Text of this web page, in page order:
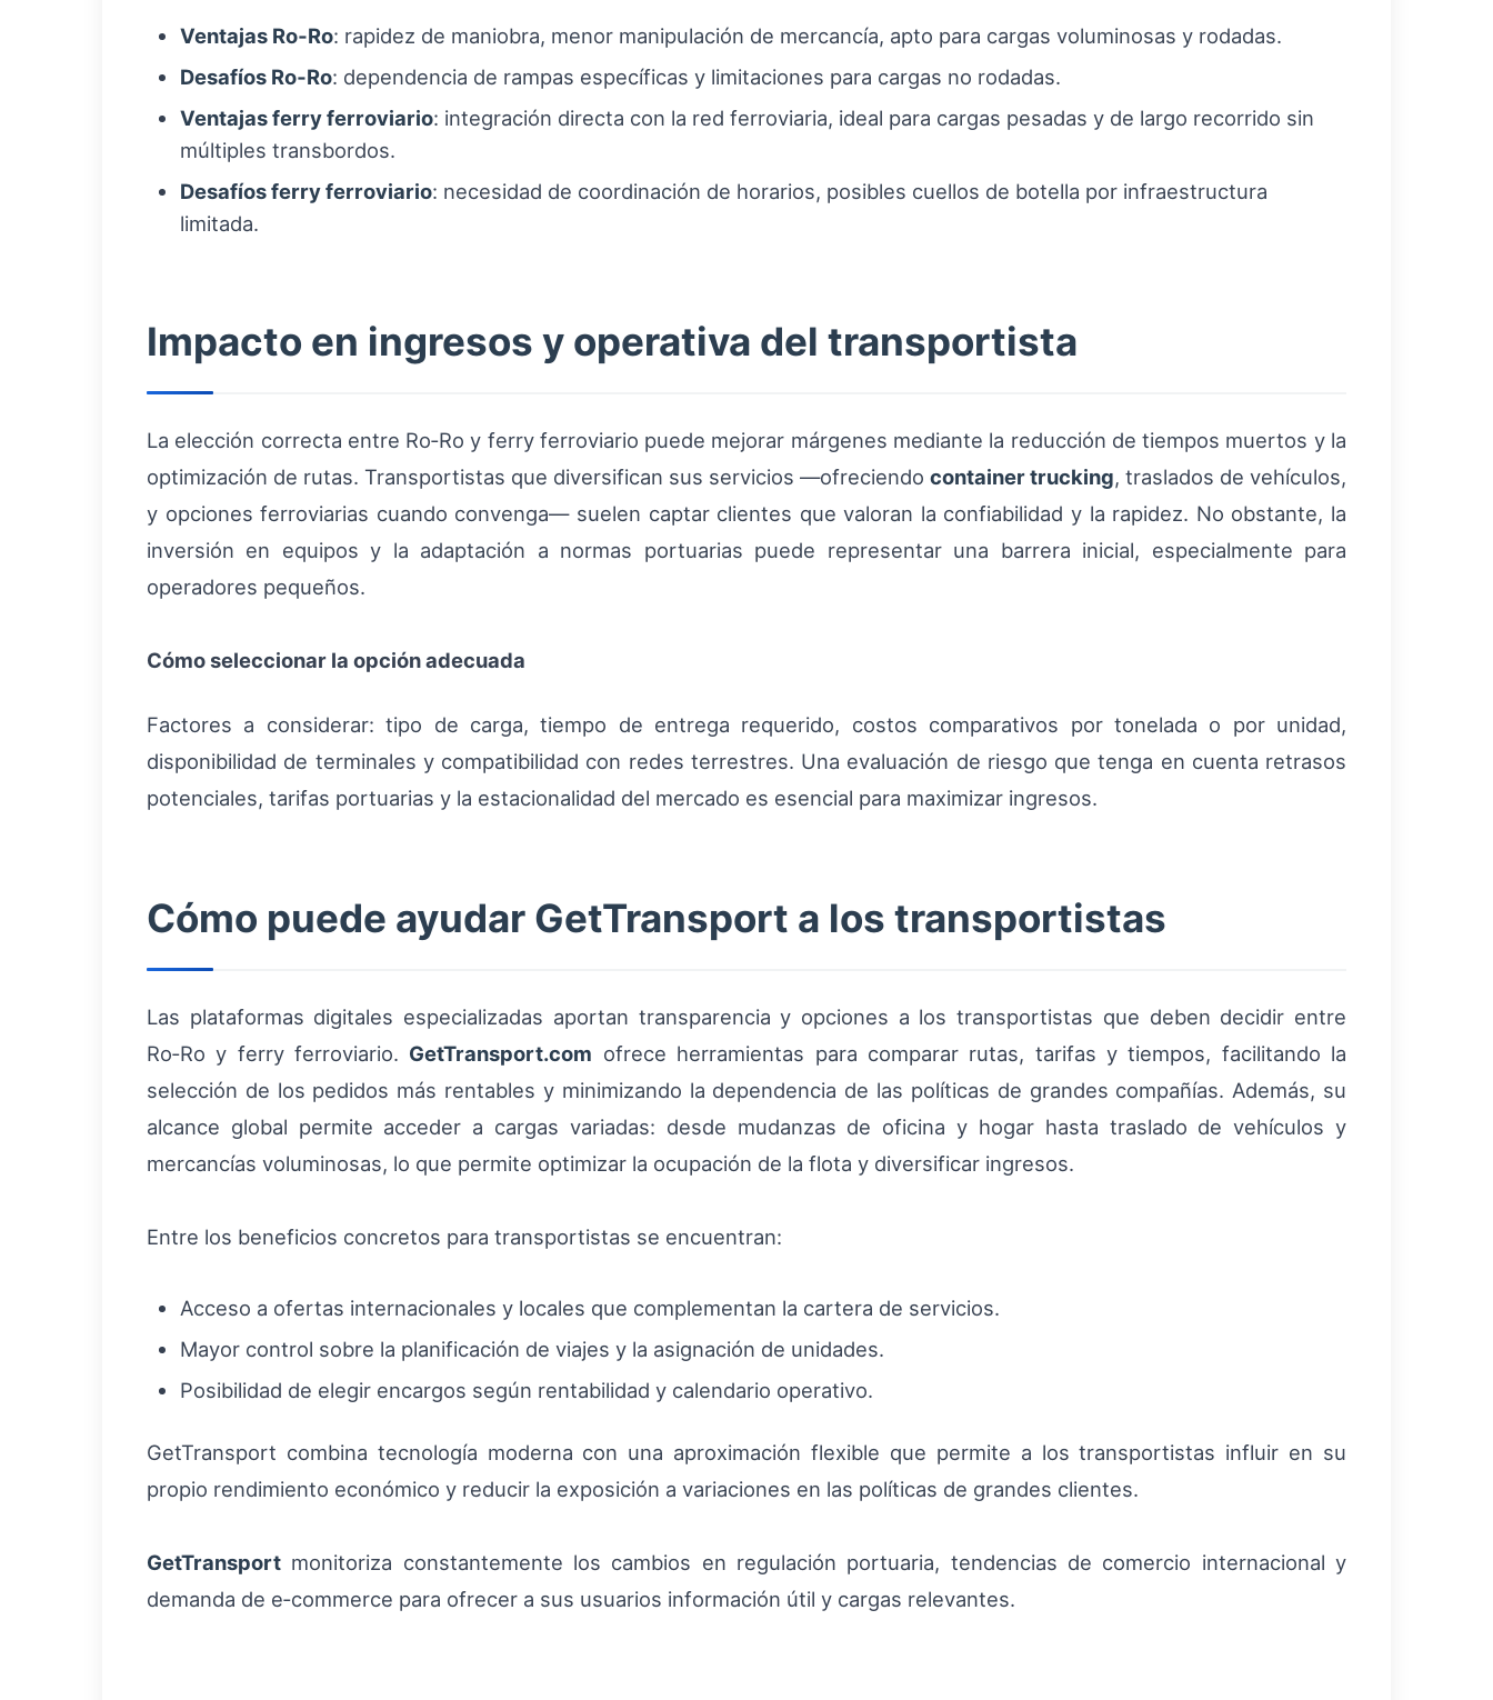
Ventajas Ro‑Ro: rapidez de maniobra, menor manipulación de mercancía, apto para cargas voluminosas y rodadas.
Desafíos Ro‑Ro: dependencia de rampas específicas y limitaciones para cargas no rodadas.
Ventajas ferry ferroviario: integración directa con la red ferroviaria, ideal para cargas pesadas y de largo recorrido sin
múltiples transbordos.
Desafíos ferry ferroviario: necesidad de coordinación de horarios, posibles cuellos de botella por infraestructura
limitada.
Impacto en ingresos y operativa del transportista
La elección correcta entre Ro‑Ro y ferry ferroviario puede mejorar márgenes mediante la reducción de tiempos muertos y la
optimización de rutas. Transportistas que diversifican sus servicios —ofreciendo container trucking, traslados de vehículos,
y opciones ferroviarias cuando convenga— suelen captar clientes que valoran la confiabilidad y la rapidez. No obstante, la
inversión en equipos y la adaptación a normas portuarias puede representar una barrera inicial, especialmente para
operadores pequeños.
Cómo seleccionar la opción adecuada
Factores a considerar: tipo de carga, tiempo de entrega requerido, costos comparativos por tonelada o por unidad,
disponibilidad de terminales y compatibilidad con redes terrestres. Una evaluación de riesgo que tenga en cuenta retrasos
potenciales, tarifas portuarias y la estacionalidad del mercado es esencial para maximizar ingresos.
Cómo puede ayudar GetTransport a los transportistas
Las plataformas digitales especializadas aportan transparencia y opciones a los transportistas que deben decidir entre
Ro‑Ro y ferry ferroviario. GetTransport.com ofrece herramientas para comparar rutas, tarifas y tiempos, facilitando la
selección de los pedidos más rentables y minimizando la dependencia de las políticas de grandes compañías. Además, su
alcance global permite acceder a cargas variadas: desde mudanzas de oficina y hogar hasta traslado de vehículos y
mercancías voluminosas, lo que permite optimizar la ocupación de la flota y diversificar ingresos.
Entre los beneficios concretos para transportistas se encuentran:
Acceso a ofertas internacionales y locales que complementan la cartera de servicios.
Mayor control sobre la planificación de viajes y la asignación de unidades.
Posibilidad de elegir encargos según rentabilidad y calendario operativo.
GetTransport combina tecnología moderna con una aproximación flexible que permite a los transportistas influir en su
propio rendimiento económico y reducir la exposición a variaciones en las políticas de grandes clientes.
GetTransport monitoriza constantemente los cambios en regulación portuaria, tendencias de comercio internacional y
demanda de e‑commerce para ofrecer a sus usuarios información útil y cargas relevantes.